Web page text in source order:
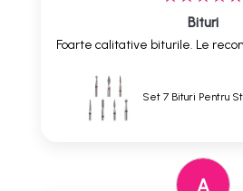
Bituri
Foarte calitative biturile. Le
Set 7 Bituri Pentru
A